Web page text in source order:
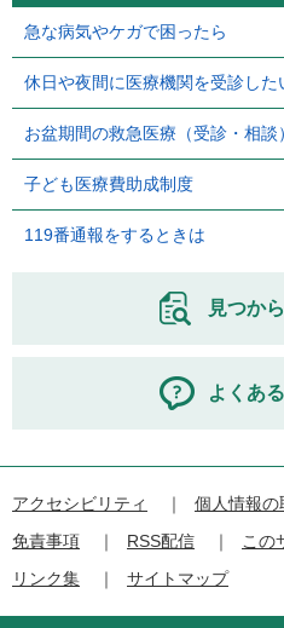
急な病気やケガで困ったら
休日や夜間に医療機関を受診した
お盆期間の救急医療（受診・相談
子ども医療費助成制度
119番通報をするときは
見つか
よくあ
アクセシビリティ
個人情報の
免責事項
RSS配信
この
リンク集
サイトマップ